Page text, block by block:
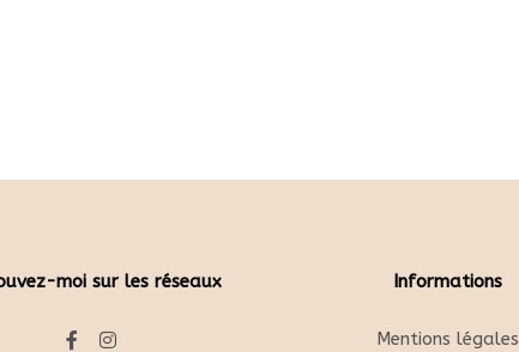
moi sur les réseaux Informations
Mentions légales